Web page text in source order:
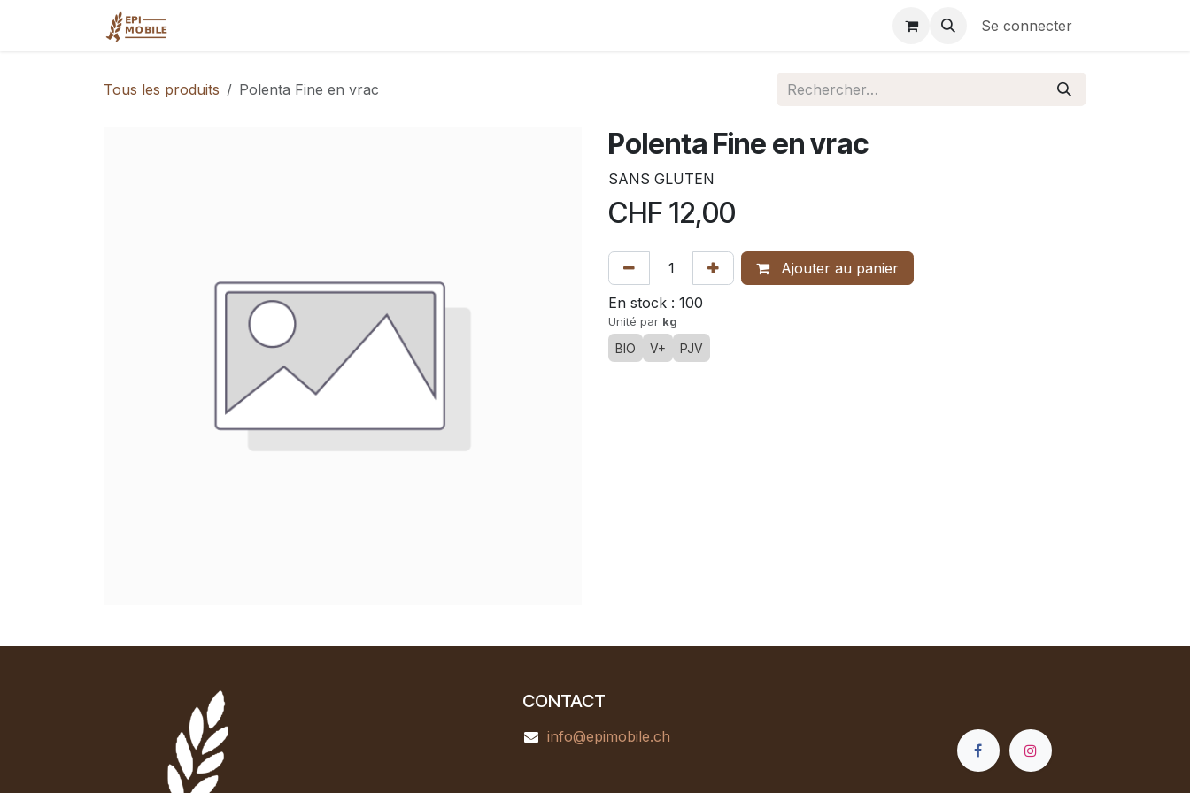
Se rendre au contenu
Se connecter
Tous les produits Polenta Fine en vrac
Polenta Fine en vrac
SANS GLUTEN
CHF 12,00
Ajouter au panier
En stock : 100
Unité par kg
BIO V+ PJV
CONTACT
info@epimobile.ch